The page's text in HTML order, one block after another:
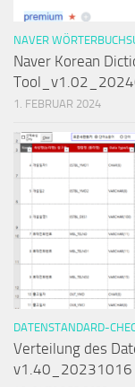
NAVER
Naver Korean
1. FEBRUAR 2024
DATENSTANDARD-
Verteilung des
v1.40_20231016